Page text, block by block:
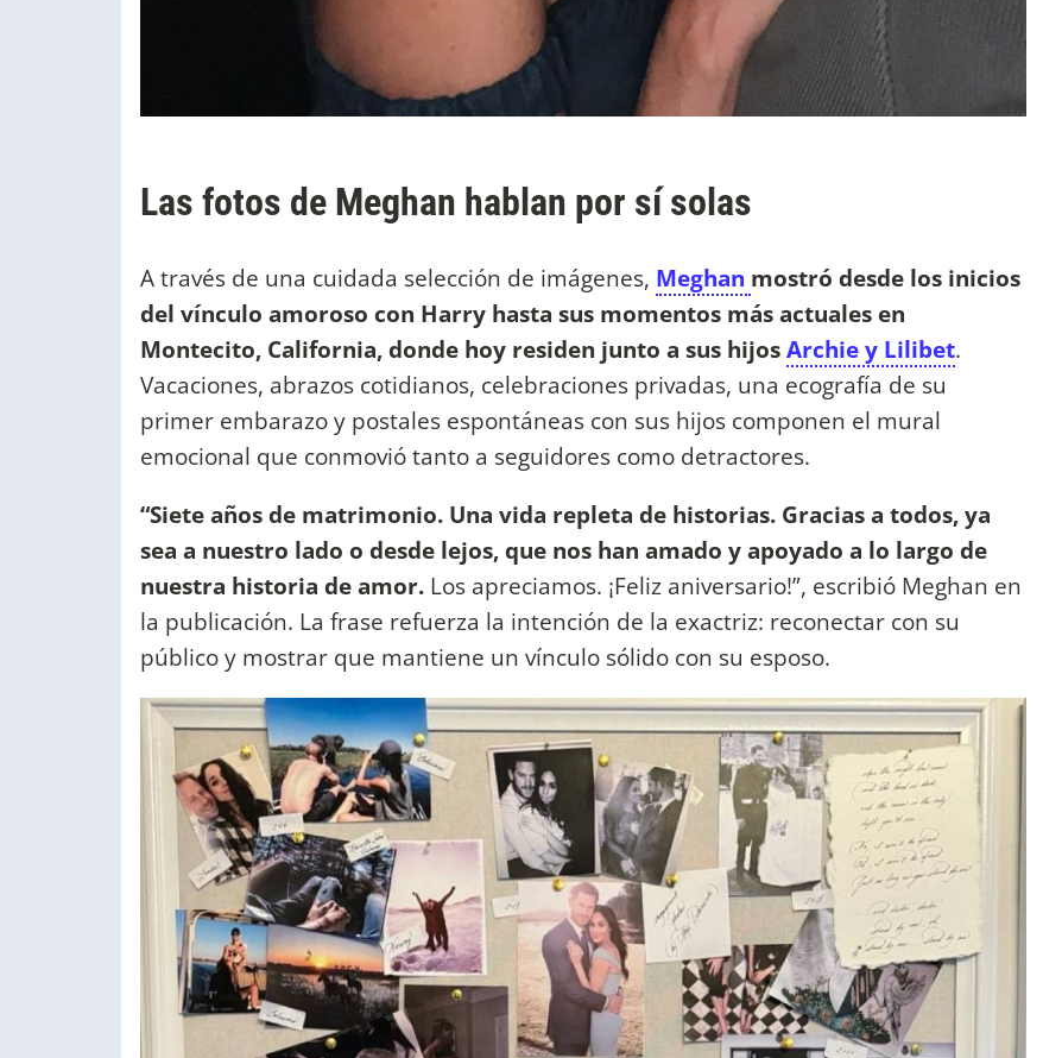
Las fotos de Meghan hablan por sí solas
A través de una cuidada selección de imágenes, Meghan mostró desde los inicios
del vínculo amoroso con Harry hasta sus momentos más actuales en
Montecito, California, donde hoy residen junto a sus hijosArchie y Lilibet.
Vacaciones, abrazos cotidianos, celebraciones privadas, una ecografía de su
primer embarazo y postales espontáneas con sus hijos componen el mural
emocional que conmovió tanto a seguidores como detractores.
“Siete años de matrimonio. Una vida repleta de historias. Gracias a todos, ya
sea a nuestro lado o desde lejos, que nos han amado y apoyado a lo largo de
nuestra historia de amor. Los apreciamos. ¡Feliz aniversario!”, escribió Meghan en
la publicación. La frase refuerza la intención de la exactriz: reconectar con su
público y mostrar que mantiene un vínculo sólido con su esposo.